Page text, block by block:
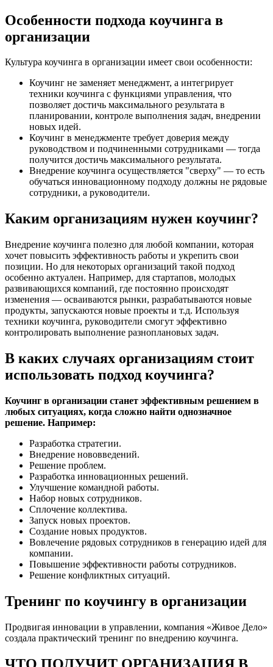
Особенности подхода коучинга в
организации
Культура коучинга в организации имеет свои особенности:
Коучинг не заменяет менеджмент, а интегрирует
техники коучинга с функциями управления, что
позволяет достичь максимального результата в
планировании, контроле выполнения задач, внедрении
новых идей.
Коучинг в менеджменте требует доверия между
руководством и подчиненными сотрудниками — тогда
получится достичь максимального результата.
Внедрение коучинга осуществляется "сверху" — то есть
обучаться инновационному подходу должны не рядовые
сотрудники, а руководители.
Каким организациям нужен коучинг?
Внедрение коучинга полезно для любой компании, которая
хочет повысить эффективность работы и укрепить свои
позиции. Но для некоторых организаций такой подход
особенно актуален. Например, для стартапов, молодых
развивающихся компаний, где постоянно происходят
изменения — осваиваются рынки, разрабатываются новые
продукты, запускаются новые проекты и т.д. Используя
техники коучинга, руководители смогут эффективно
контролировать выполнение разноплановых задач.
В каких случаях организациям стоит
использовать подход коучинга?
Коучинг в организации станет эффективным решением в
любых ситуациях, когда сложно найти однозначное
решение. Например:
Разработка стратегии.
Внедрение нововведений.
Решение проблем.
Разработка инновационных решений.
Улучшение командной работы.
Набор новых сотрудников.
Сплочение коллектива.
Запуск новых проектов.
Создание новых продуктов.
Вовлечение рядовых сотрудников в генерацию идей для
компании.
Повышение эффективности работы сотрудников.
Решение конфликтных ситуаций.
Тренинг по коучингу в организации
Продвигая инновации в управлении, компания «Живое Дело»
создала практический тренинг по внедрению коучинга.
ЧТО ПОЛУЧИТ ОРГАНИЗАЦИЯ В